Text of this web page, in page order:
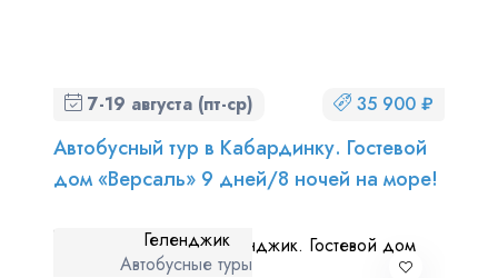
7-19 августа (пт-ср) 35 900 ₽
Автобусный тур в Кабардинку. Гостевой
дом «Версаль» 9 дней/8 ночей на море!
Геленджик
Автобусные туры